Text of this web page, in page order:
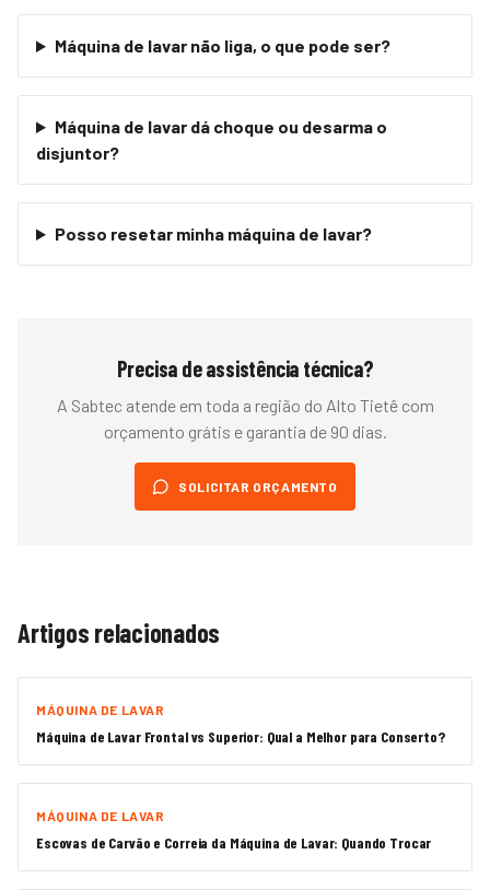
Máquina de lavar não liga, o que pode ser?
Máquina de lavar dá choque ou desarma o
disjuntor?
Posso resetar minha máquina de lavar?
Precisa de assistência técnica?
A Sabtec atende em toda a região do Alto Tietêcom
orçamento grátis e garantia de 90 dias.
SOLICITAR ORÇAMENTO
Artigos relacionados
MÁQUINA DE LAVAR
Máquina de Lavar Frontal vs Superior: Qual a Melhor para Conserto?
MÁQUINA DE LAVAR
Escovas de Carvão e Correia da Máquina de Lavar: Quando Trocar